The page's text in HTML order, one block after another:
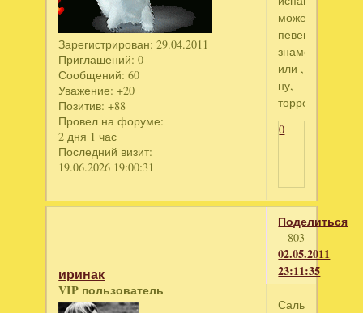
Зарегистрирован: 29.04.2011
Приглашений: 0
Сообщений: 60
Уважение: +20
Позитив: +88
Провел на форуме:
2 дня 1 час
Последний визит:
19.06.2026 19:00:31
может
певец
знаменитый
или ,
ну,
торреадор?
0
Поделиться
803
02.05.2011
23:11:35
иринак
VIP пользователь
Сальвадор